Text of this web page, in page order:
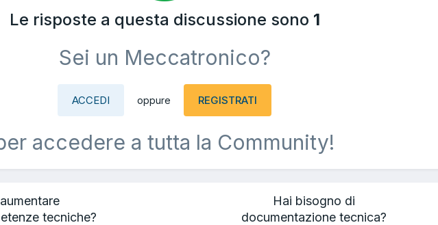
Le risposte a questa discussione sono 1
Sei un Meccatronico?
ACCEDI oppure REGISTRATI
accedere a tutta la Community!
tecniche?
Hai bisogno di
documentazione tecnica?